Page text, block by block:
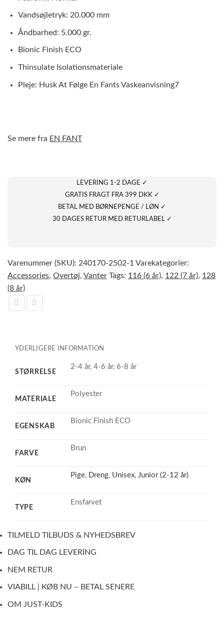
Vandsøjletryk: 20.000 mm
Åndbarhed: 5.000 gr.
Bionic Finish ECO
Thinsulate Isolationsmateriale
Pleje: Husk At Følge En Fants Vaskeanvisning7
Se mere fra EN FANT
LEVERING 1-2 DAGE ✓
GRATIS FRAGT FRA 399 DKK ✓
BETAL MED BØRNEPENGE / LØN ✓
30 DAGES RETUR MED RETURLABEL ✓
Varenummer (SKU): 240170-2502-1Varekategorier:
Accessories, Overtøj, Vanter Tags: 116 (6 år), 122 (7 år), 128
(8 år)
YDERLIGERE INFORMATION
STØRRELSE
2-4 år, 4-6 år, 6-8 år
MATERIALE
Polyester
EGENSKAB
Bionic Finish ECO
FARVE
Brun
KØN
Pige, Dreng, Unisex, Junior (2-12 år)
TYPE
Ensfarvet
TILMELD TILBUDS & NYHEDSBREV
DAG TIL DAG LEVERING
NEM RETUR
VIABILL | KØB NU – BETAL SENERE
OM JUST-KIDS